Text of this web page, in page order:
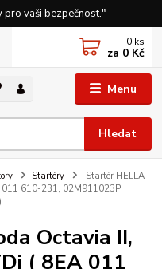
pro vaši bezpečnost."
Menu
Hledat
0 ks
za 0 Kč
Startéry
Startér HELLA
011 610-231, 02M911023P,
Octavia II,
( 8EA 011